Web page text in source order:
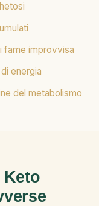
fame improvvisa
energia
del metabolismo